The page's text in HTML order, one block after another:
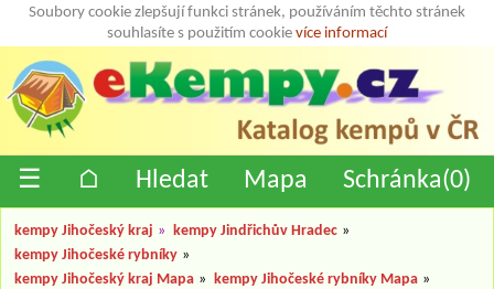
Soubory cookie zlepšují funkci stránek, používáním těchto stránek
souhlasíte s použitím cookie více informací
☰ ⌂ Hledat Mapa Schránka(0)
kempy Jihočeský kraj » kempy Jindřichův Hradec »
kempy Jihočeské rybníky »
kempy Jihočeský kraj Mapa » kempy Jihočeské rybníky Mapa »